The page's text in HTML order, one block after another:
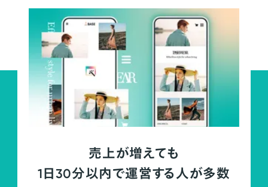
売上が増えても
1日30分以内で運営する人が多数